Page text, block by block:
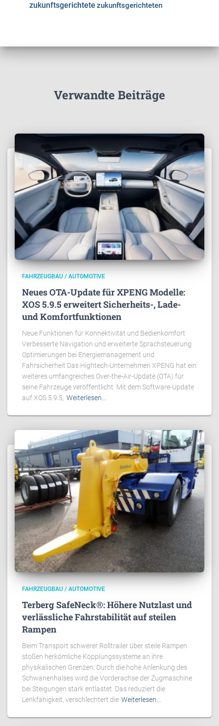
zukunftsgerichtete zukunftsgerichteten
Verwandte Beiträge
FAHRZEUGBAU / AUTOMOTIVE
Neues OTA-Update für XPENG Modelle:
XOS 5.9.5 erweitert Sicherheits-, Lade-
und Komfortfunktionen
Neue Funktionen für Konnektivität und Bedienkomfort
Verbesserte Navigation und erweiterte Sprachsteuerung
Optimierungen bei Energiemanagement und
Fahrsicherheit Das Hightech-Unternehmen XPENG hat ein
weiteres umfangreiches Over-the-Air-Update (OTA) für
seine Fahrzeuge veröffentlicht. Mit dem Software-Update
auf XOS 5.9.5, Weiterlesen…
FAHRZEUGBAU / AUTOMOTIVE
Terberg SafeNeck®: Höhere Nutzlast und
verlässliche Fahrstabilität auf steilen
Rampen
Beim Transport schwerer Rolltrailer über steile Rampen
stoßen herkömliche Kopplungssysteme an ihre
physikalischen Grenzen: Durch die hohe Anlenkung des
Schwanenhalses wird die Vorderachse der Zugmaschine
bei Steigungen stark entlastet. Das reduziert die
Lenkfähigkeit, verschlechtert die Weiterlesen…